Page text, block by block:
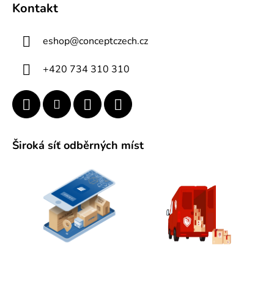
Kontakt
eshop@conceptczech.cz
+420 734 310 310
Široká síť odběrných míst